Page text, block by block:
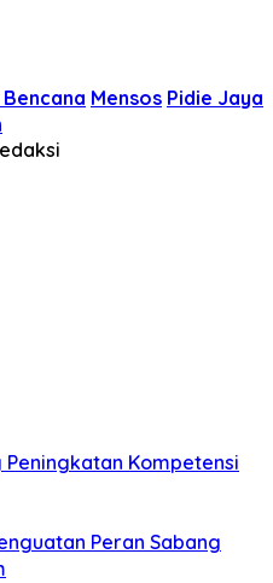
Mensos Pidie Jaya
Peningkatan Kompetensi
Peran Sabang